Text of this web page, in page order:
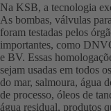
Na KSB, a tecnologia
As bombas, válvulas
foram testadas pelos
importantes, como
e BV. Essas
sejam usadas em todos
do mar, salmoura, água
de processo, óleos de
água residual, produtos